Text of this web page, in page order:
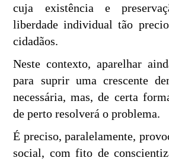
cuja existência e
liberdade individual tão
cidadãos.
Neste contexto, aparelhar
para suprir uma crescente
necessária, mas, de certa
de perto resolverá o problema.
É preciso, paralelamente,
social, com fito de